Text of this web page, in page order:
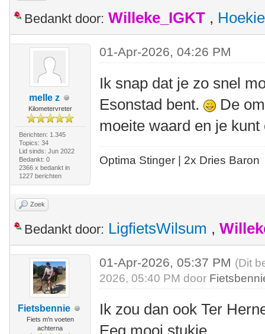
Bedankt door: Willeke_IGKT , Hoekie
melle z
Kilometervreter
Berichten: 1.345
Topics: 34
Lid sinds: Jun 2022
Bedankt: 0
2366 x bedankt in
1227 berichten
01-Apr-2026, 04:26 PM
Ik snap dat je zo snel
Esonstad bent.
De
moeite waard en je
Optima Stinger | 2x Dries Baron
Zoek
Bedankt door: LigfietsWilsum ,
Fietsbennie
Fiets m'n voeten
achterna
01-Apr-2026, 05:37 PM (Dit
2026, 05:40 PM door
Ik zou dan ook Ter
Eeg mooi stukje.